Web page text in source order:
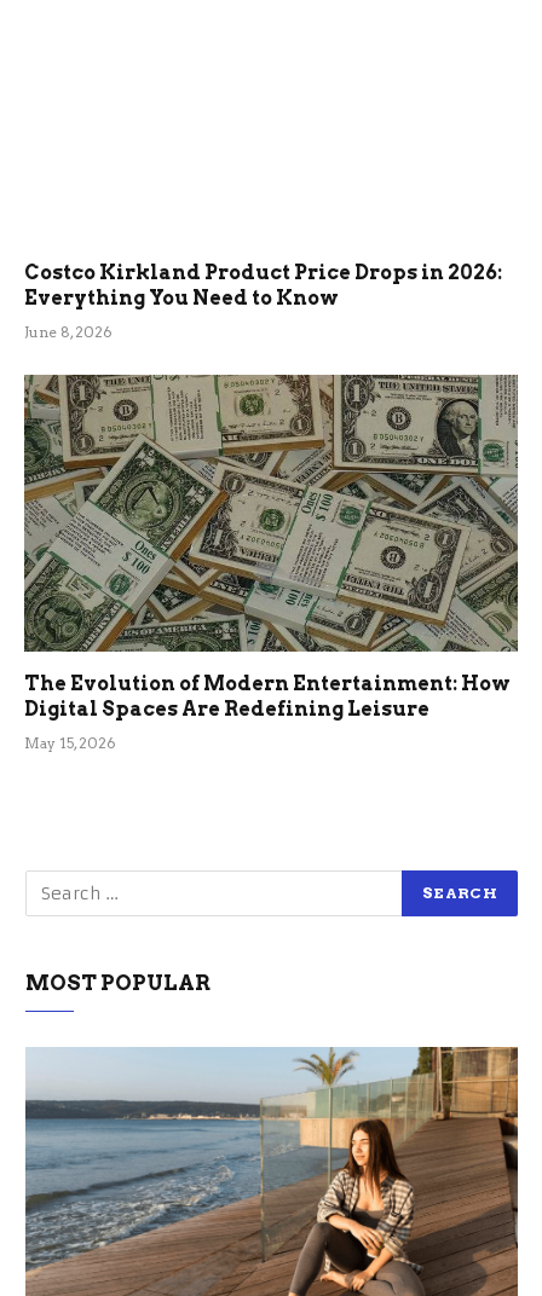
Costco Kirkland Product Price Drops in 2026:
Everything You Need to Know
June 8, 2026
The Evolution of Modern Entertainment: How
Digital Spaces Are Redefining Leisure
May 15, 2026
MOST POPULAR